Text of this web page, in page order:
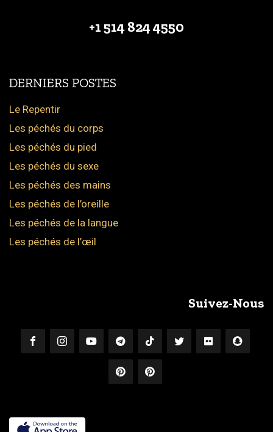
+1 514 824 4550
DERNIERS POSTES
Le Repentir
Les péchés du corps
Les péchés du pied
Les péchés du sexe
Les péchés des mains
Les péchés de l’oreille
Les péchés de la langue
Les péchés de l’œil
Suivez-Nous